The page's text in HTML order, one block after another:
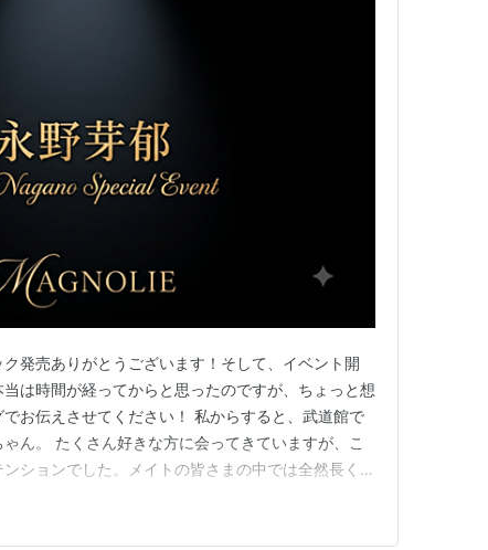
発売ありがとうございます！そして、イベント開
は時間が経ってからと思ったのですが、ちょっと想
お伝えさせてください！ 私からすると、武道館で
ん。 たくさん好きな方に会ってきていますが、こ
ションでした。メイトの皆さまの中では全然長くな
っとソワソワしてました笑 イベントが始まって、